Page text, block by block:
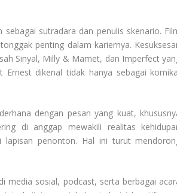
sutradara dan penulis skenario.
penting dalam kariernya.
Sinyal, Milly & Mamet, dan Imperfect
dikenal tidak hanya sebagai
dengan pesan yang kuat,
di anggap mewakili realitas
lapisan penonton. Hal ini turut
media sosial, podcast, serta berbagai